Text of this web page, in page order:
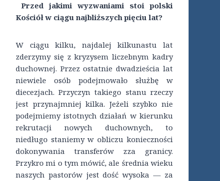
Przed jakimi wyzwaniami stoi polski
Kościół w ciągu najbliższych pięciu lat?
W ciągu kilku, najdalej kilkunastu lat
zderzymy się z kryzysem liczebnym kadry
duchownej. Przez ostatnie dwadzieścia lat
niewiele osób podejmowało służbę w
diecezjach. Przyczyn takiego stanu rzeczy
jest przynajmniej kilka. Jeżeli szybko nie
podejmiemy istotnych działań w kierunku
rekrutacji nowych duchownych, to
niedługo staniemy w obliczu konieczności
dokonywania transferów zza granicy.
Przykro mi o tym mówić, ale średnia wieku
naszych pastorów jest dość wysoka — za